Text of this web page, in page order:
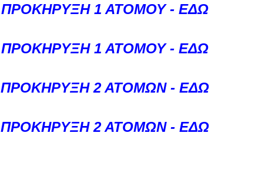
ΠΡΟΚΗΡΥΞΗ 1 ΑΤΟΜΟΥ - ΕΔΩ
ΠΡΟΚΗΡΥΞΗ 1 ΑΤΟΜΟΥ - ΕΔΩ
ΠΡΟΚΗΡΥΞΗ 2 ΑΤΟΜΩΝ - ΕΔΩ
ΠΡΟΚΗΡΥΞΗ 2 ΑΤΟΜΩΝ - ΕΔΩ